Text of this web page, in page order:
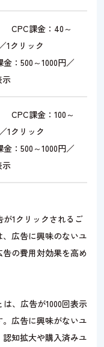
CPC課金：40～
1クリック
金：500～1000円／
示
CPC課金：100～
1クリック
金：500～1000円／
示
1クリックされるご
広告に興味のないユ
の費用対効果を高め
、広告が1000回表示
広告に興味がないユ
知拡大や購入済みユ